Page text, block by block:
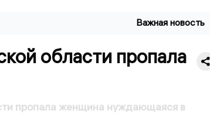
Важная новость
области пропала
пропала женщина нуждающаяся в